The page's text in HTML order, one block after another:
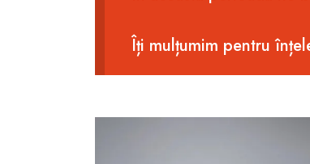
Îți mulțumim pentru